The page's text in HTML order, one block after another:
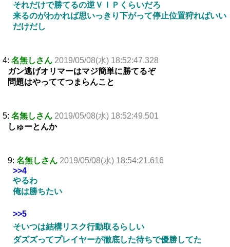
それだけで勝てるの逆ＶＩＰくらいだろ
来るのがわかれば思いっきり下がって停止位置狩ればいい
だけだし
4: 名無しさん 2019/05/08(水) 18:52:47.328
ガン逃げオリマーはマジ簡単に勝てるぞ
問題はやっててつまらんこと
5: 名無しさん 2019/05/08(水) 18:52:49.501
しゅーとんか
9: 名無しさん 2019/05/08(水) 18:54:21.616
>>4
やるわ
俺は勝ちたい
>>5
そいつは結構リスク行動取るらしい
ダズズってプレイヤーが徹底した待ちで優勝してた